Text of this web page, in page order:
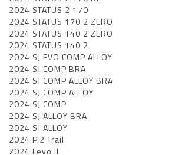
2024 STATUS 2 170
2024 STATUS 170 2 ZERO
2024 STATUS 140 2 ZERO
2024 STATUS 140 2
2024 SJ EVO COMP ALLOY
2024 SJ COMP BRA
2024 SJ COMP ALLOY BRA
2024 SJ COMP ALLOY
2024 SJ COMP
2024 SJ ALLOY BRA
2024 SJ ALLOY
2024 P.2 Trail
2024 Levo II